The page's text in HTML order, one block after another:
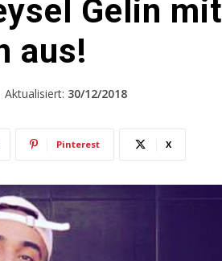
Gelin mit
aus!
Aktualisiert: 30/12/2018
Pinterest X